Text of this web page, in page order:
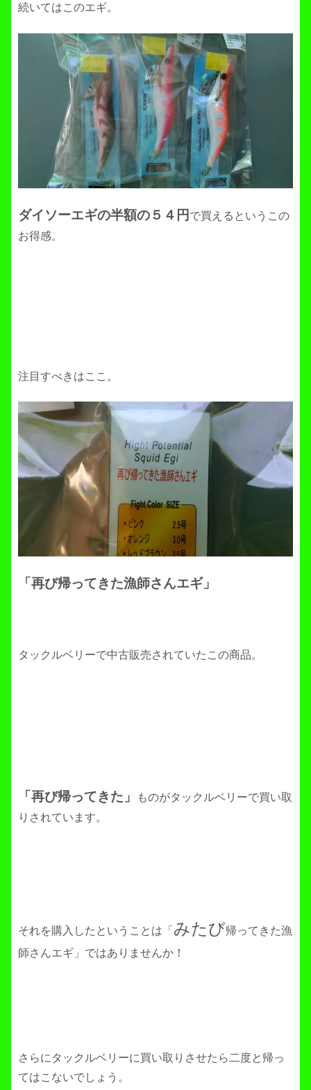
続いてはこのエギ。
ダイソーエギの半額の５４円 で買えるというこの
お得感。
注目すべきはここ。
「再び帰ってきた漁師さんエギ」
タックルベリーで中古販売されていたこの商品。
「再び帰ってきた」
ものがタックルベリーで買い取
りされています。
それを購入したということは「 みたび帰ってきた漁
師さんエギ」ではありませんか！
さらにタックルベリーに買い取りさせたら二度と帰っ
てはこないでしょう。